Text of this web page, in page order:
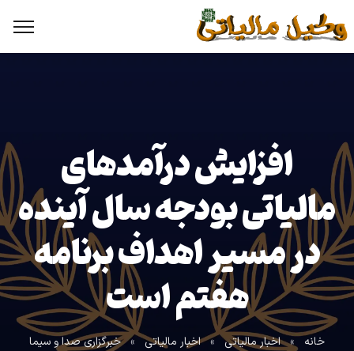
افزایش درآمد‌های
مالیاتی بودجه سال آینده
در مسیر اهداف برنامه
هفتم است
خانه » اخبار مالیاتی » اخبار مالیاتی » خبرگزاری صدا و سیما